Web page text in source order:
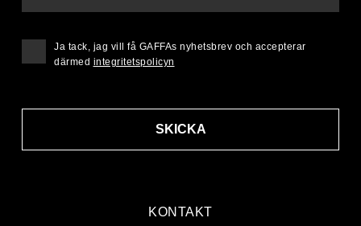
KONTAKT
SKICKA
Ja tack, jag vill få GAFFAs nyhetsbrev och accepterar
därmed integritetspolicyn